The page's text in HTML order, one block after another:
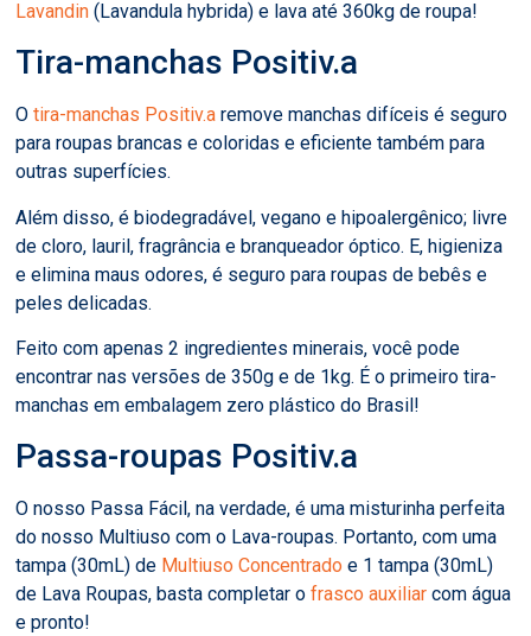
Lavandin (Lavandula hybrida) e lava até 360kg de roupa!
Tira-manchas Positiv.a
Otira-manchas Positiv.a remove manchas difíceis é seguro
para roupas brancas e coloridas e eficiente também para
outras superfícies.
Além disso, é biodegradável, vegano e hipoalergênico; livre
de cloro, lauril, fragrância e branqueador óptico. E, higieniza
e elimina maus odores, é seguro para roupas de bebês e
peles delicadas.
Feito com apenas 2 ingredientes minerais, você pode
encontrar nas versões de 350g e de 1kg. É o primeiro tira-
manchas em embalagem zero plástico do Brasil!
Passa-roupas Positiv.a
O nosso Passa Fácil, na verdade, é uma misturinha perfeita
do nosso Multiuso com o Lava-roupas. Portanto, com uma
tampa (30mL) de Multiuso Concentrado e 1 tampa (30mL)
de Lava Roupas, basta completar ofrasco auxiliar com água
e pronto!